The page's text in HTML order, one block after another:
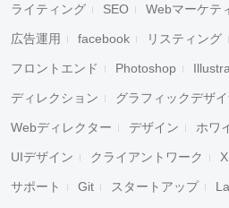
ライティング SEO Webマーケテ
広告運用 facebook リスティング
フロントエンド Photoshop
ディレクション グラフィックデザ
Webディレクター デザイン ホワ
UIデザイン クライアントワーク
サポート Git スタートアップ